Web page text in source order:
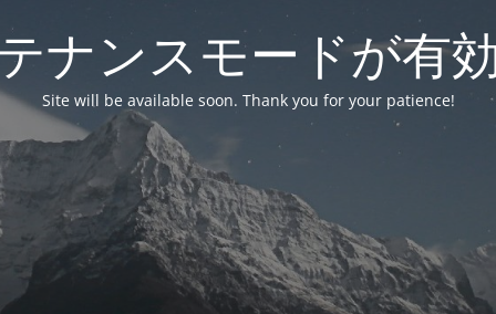
ナンスモードが有
Site will be available soon. Thank you for your patience!